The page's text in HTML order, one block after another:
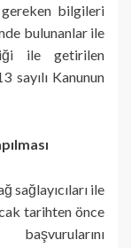
gereken bilgileri
bulunanlar ile
ile getirilen
sayılı Kanunun
sağlayıcıları ile
tarihten önce